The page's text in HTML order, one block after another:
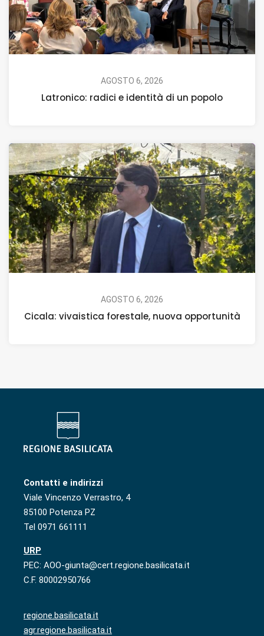
AGOSTO 6, 2026
Latronico: radici e identità di un popolo
AGOSTO 6, 2026
Cicala: vivaistica forestale, nuova opportunità
Contatti e indirizzi
Viale Vincenzo Verrastro, 4
85100 Potenza PZ
Tel 0971 661111
URP
PEC: AOO-giunta@cert.regione.basilicata.it
C.F. 80002950766
regione.basilicata.it
agr.regione.basilicata.it